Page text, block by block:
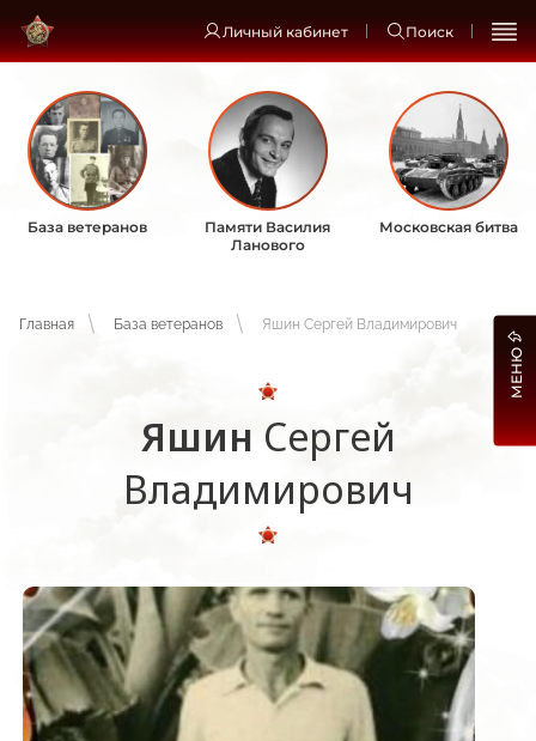
Личный кабинет Поиск
База ветеранов
Памяти Василия
Ланового
Московская битва
Главная База ветеранов Яшин Сергей Владимирович
Яшин Сергей
Владимирович
МЕНЮ